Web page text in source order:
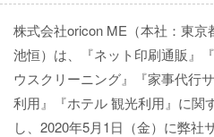
株式会社oricon ME（本社：東
池恒）は、『ネット印刷通販』
ウスクリーニング』『家事代行
利用』『ホテル 観光利用』に関
し、2020年5月1日（金）に弊社